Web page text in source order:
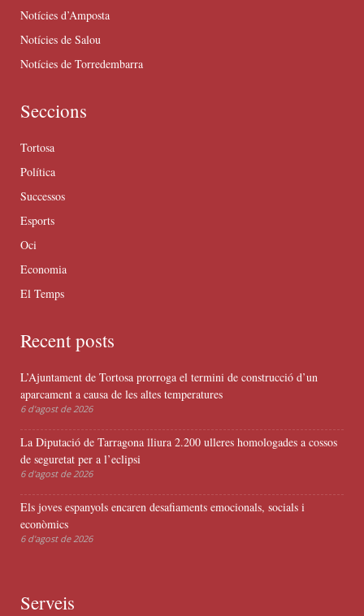
Notícies d’Amposta
Notícies de Salou
Notícies de Torredembarra
Seccions
Tortosa
Política
Successos
Esports
Oci
Economia
El Temps
Recent posts
L’Ajuntament de Tortosa prorroga el termini de construcció d’un
aparcament a causa de les altes temperatures
6 d'agost de 2026
La Diputació de Tarragona lliura 2.200 ulleres homologades a cossos
de seguretat per a l’eclipsi
6 d'agost de 2026
Els joves espanyols encaren desafiaments emocionals, socials i
econòmics
6 d'agost de 2026
Serveis